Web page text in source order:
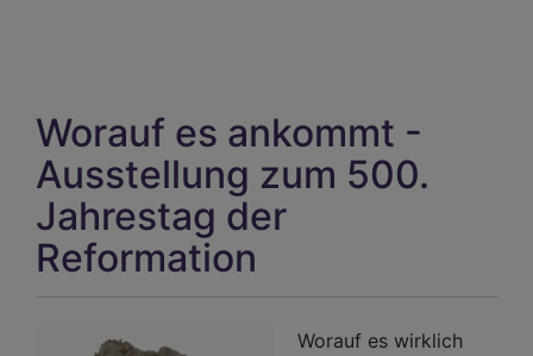
Worauf es ankommt -
Ausstellung zum 500.
Jahrestag der
Reformation
Worauf es wirklich